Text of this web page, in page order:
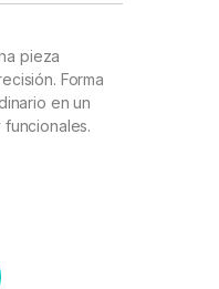
pieza
Forma
en un